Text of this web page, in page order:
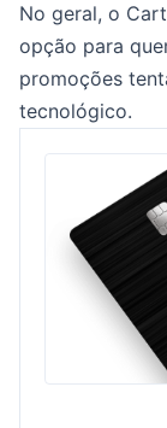
No geral, o
opção para
promoções
tecnológico.